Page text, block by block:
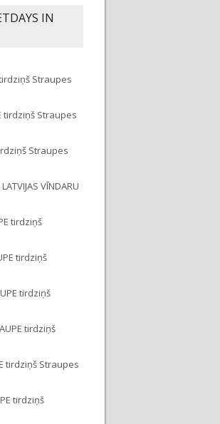
IN
tirdziņš Straupes
tirdziņš Straupes
Straupes
VĪNDARU
tirdziņš
tirdziņš
tirdziņš
tirdziņš
tirdziņš Straupes
tirdziņš